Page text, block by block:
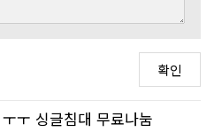
ㅜ 싱글침대 무료나눔